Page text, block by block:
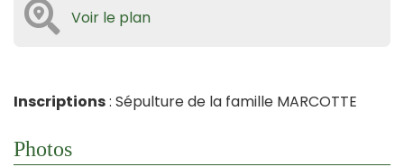
Voir le plan
Inscriptions: Sépulture de la famille MARCOTTE
Photos